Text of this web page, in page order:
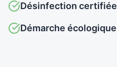
Désinfection certifiée
Démarche écologique